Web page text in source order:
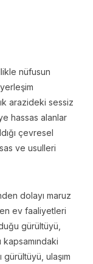
nüfusun
arazideki sessiz
hassas alanlar
çevresel
ve usulleri
dolayı maruz
ev faaliyetleri
gürültüyü,
ulaşım